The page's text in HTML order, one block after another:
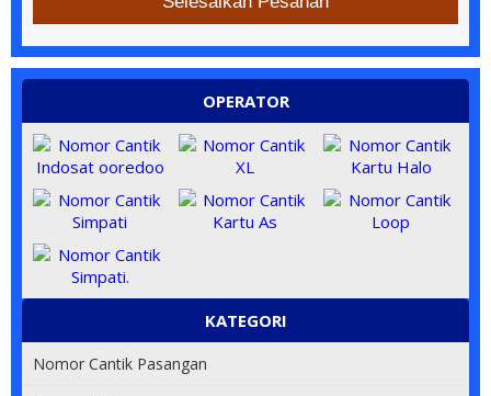
OPERATOR
KATEGORI
Nomor Cantik Pasangan